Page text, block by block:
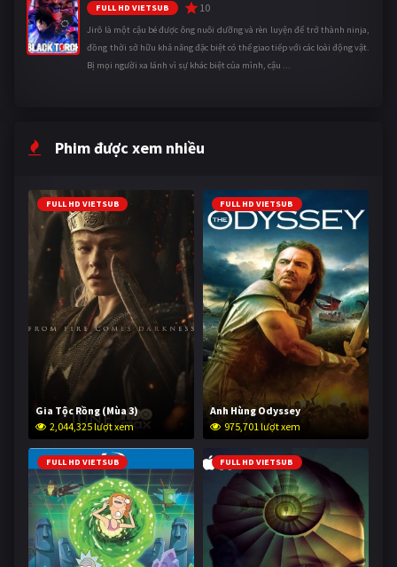
FULL HD VIETSUB 10
Jirô là một cậu bé được ông nuôi dưỡng và rèn luyện để trở thành ninja,
đồng thời sở hữu khả năng đặc biệt có thể giao tiếp với các loài động vật.
Bị mọi người xa lánh vì sự khác biệt của mình, cậu ...
Phim được xem nhiều
FULL HD VIETSUB
Gia Tộc Rồng (Mùa 3)
2,044,325 lượt xem
FULL HD VIETSUB
Anh Hùng Odyssey
975,701 lượt xem
FULL HD VIETSUB FULL HD VIETSUB